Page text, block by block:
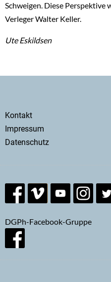
Schweigen. Diese
Verleger Walter Keller.
Ute Eskildsen
Secondary
menu
Kontakt
Impressum
Datenschutz
DGPh-Facebook-Gruppe